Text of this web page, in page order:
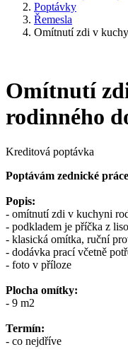
Poptávky
Řemesla
Omítnutí zdi v
Omítnutí
rodinného
Kreditová poptávka
Poptávám zednické
Popis:
- omítnutí zdi v kuchyni
- podkladem je příčka z
- klasická omítka, ruční
- dodávka prací včetně
- foto v příloze
Plocha omítky:
- 9 m2
Termín:
- co nejdříve